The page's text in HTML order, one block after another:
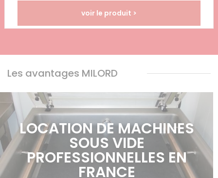
voir le produit >
Les avantages MILORD
LOCATION DE MACHINES
SOUS VIDE
PROFESSIONNELLES EN
FRANCE